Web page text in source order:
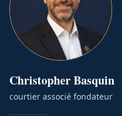
ChristopherBasquin
courtier associé fondateur